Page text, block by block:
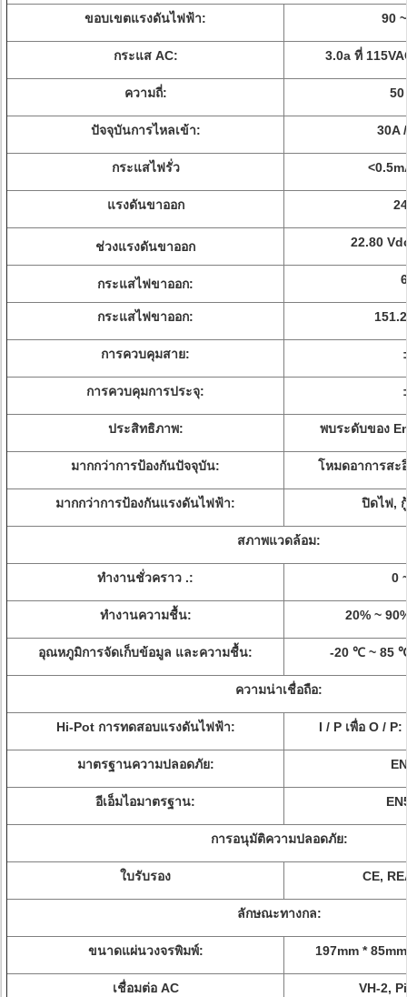
ขอบเขตแรงดันไฟฟ้า: 90
กระแส AC: 3.0a ที่
ความถี่: 50
ปัจจุบันการไหลเข้า: 30A
กระแสไฟรั่ว
แรงดันขาออก
ช่วงแรงดันขาออก 22.80
กระแสไฟขาออก:
กระแสไฟขาออก:
การควบคุมสาย:
การควบคุมการประจุ:
ประสิทธิภาพ: พบระดับของ
มากกว่าการป้องกันปัจจุบัน: โหมดอาการสะ
มากกว่าการป้องกันแรงดันไฟฟ้า: ปิดไฟ,
สภาพแวดล้อม:
ทำงานชั่วคราว .: 0
ทำงานความชื้น: 20% ~
อุณหภูมิการจัดเก็บข้อมูล และความชื้น: -20 ℃ ~ 85
ความน่าเชื่อถือ:
Hi-Pot การทดสอบแรงดันไฟฟ้า: I / P เพื่อ O /
มาตรฐานความปลอดภัย:
อีเอ็มไอมาตรฐาน:
การอนุมัติความปลอดภัย:
ใบรับรอง CE,
ลักษณะทางกล:
ขนาดแผ่นวงจรพิมพ์: 197mm *
เชื่อมต่อ AC VH-2,